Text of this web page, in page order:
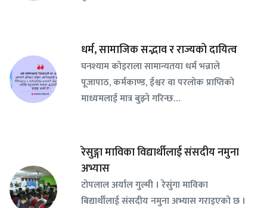
धर्म, सामाजिक सद्भाव र राज्यको दायित्व
घनश्याम कोइराला सामान्यतया धर्म भन्नाले
पूजापाठ, कर्मकाण्ड, ईश्वर वा परलोक प्राप्तिको
माध्यमलाई मात्र बुझ्ने गरिन्छ…
रेसुङ्गा माविका विद्यार्थीलाई संसदीय नमुना
अभ्यास
टोपलाल अर्याल गुल्मी । रेसुंगा माविका
बिद्यार्थीलाई संसदीय नमुना अभ्यास गराइएको छ ।